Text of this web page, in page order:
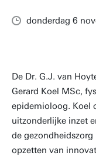
donderdag 6
De Dr. G.J. van
Gerard Koel MSc,
epidemioloog. Koel
uitzonderlijke inzet
de
opzetten van